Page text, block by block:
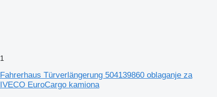
1
Fahrerhaus Türverlängerung 504139860 oblaganje za
IVECO EuroCargo kamiona